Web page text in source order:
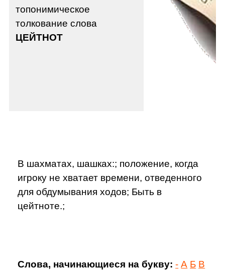
топонимическое
толкование слова
ЦЕЙТНОТ
В шахматах, шашках:; положение, когда
игроку не хватает времени, отведенного
для обдумывания ходов; Быть в
цейтноте.;
Слова, начинающиеся на букву: - А Б В